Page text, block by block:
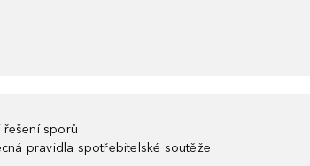
řešení sporů
pravidla spotřebitelské soutěže